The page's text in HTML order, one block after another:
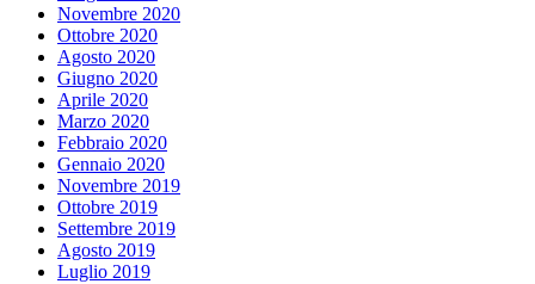
Novembre 2020
Ottobre 2020
Agosto 2020
Giugno 2020
Aprile 2020
Marzo 2020
Febbraio 2020
Gennaio 2020
Novembre 2019
Ottobre 2019
Settembre 2019
Agosto 2019
Luglio 2019